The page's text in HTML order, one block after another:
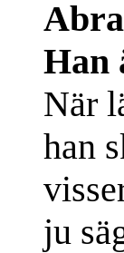
Han
När
han
ju